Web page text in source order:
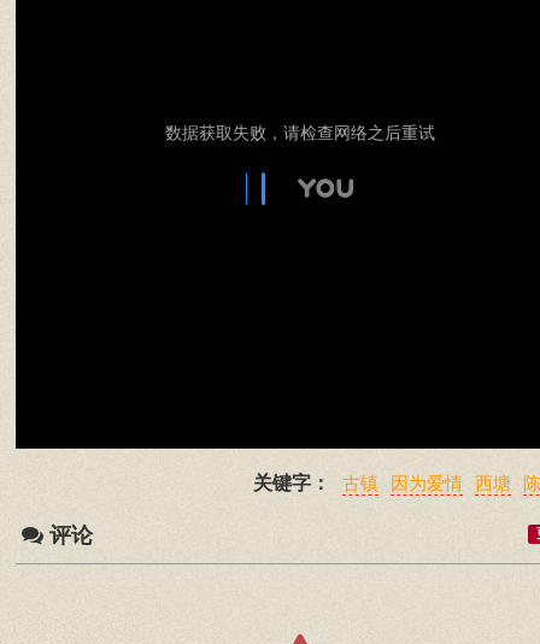
数据获取失败，请检查网络之后重试
关键字： 古镇 因为爱情 西塘
评论